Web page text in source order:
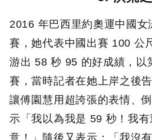
2016 年巴西里約奧運中國女
賽，她代表中國出賽 100 公
游出 58 秒 95 的好成績，以
賽，當時記者在她上岸之後
讓傅園慧用超誇張的表情、
示「我以為我是 59 秒！我
意！」隨後又表示：「我沒